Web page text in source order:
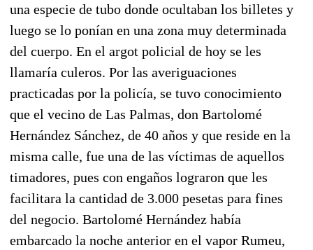
una especie de tubo donde ocultaban los billetes y
luego se lo ponían en una zona muy determinada
del cuerpo. En el argot policial de hoy se les
llamaría culeros. Por las averiguaciones
practicadas por la policía, se tuvo conocimiento
que el vecino de Las Palmas, don Bartolomé
Hernández Sánchez, de 40 años y que reside en la
misma calle, fue una de las víctimas de aquellos
timadores, pues con engaños lograron que les
facilitara la cantidad de 3.000 pesetas para fines
del negocio. Bartolomé Hernández había
embarcado la noche anterior en el vapor Rumeu,